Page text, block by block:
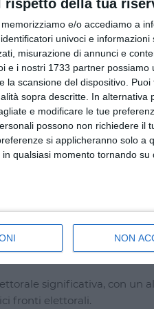
rispetto della tua
memorizziamo e/o accediamo a
univoci e
misurazione di annunci e
e i nostri 1733 partner
la scansione del dispositivo.
sopra descritte. In
e modificare le tue
possono non richiedere il
si applicheranno solo a
qualsiasi momento tornando
NON
per candidarsi è
Grecia.
seggio con un documento
richiederla, anche nei
simbolo sulla lista scelta
lista e si possono
appartenere alla lista
due o tre preferenze,
la seconda e la terza
sbarramento del 4% dei
significativa, con un
fronti elettorali.